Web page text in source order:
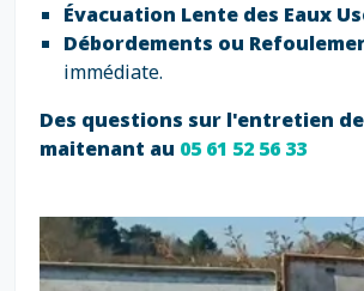
Évacuation Lente des Eaux
Débordements ou
immédiate.
Des questions sur l'entretien
maitenant au 05 61 52 56 33